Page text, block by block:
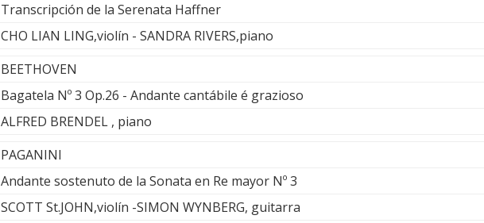
Transcripción de la Serenata Haffner
CHO LIAN LING,violín - SANDRA RIVERS,piano
BEETHOVEN
Bagatela Nº 3 Op.26 - Andante cantábile é grazioso
ALFRED BRENDEL , piano
PAGANINI
Andante sostenuto de la Sonata en Re mayor Nº 3
SCOTT St.JOHN,violín -SIMON WYNBERG, guitarra